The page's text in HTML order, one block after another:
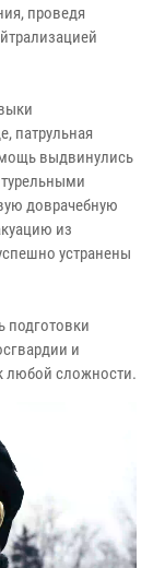
проведя
патрульная
выдвинулись
доврачебную
из
устранены
подготовки
и
любой сложности.